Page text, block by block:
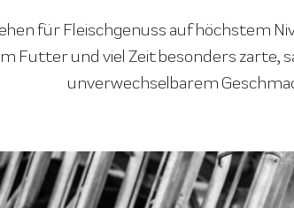
für Fleischgenuss auf höchstem
Futter und viel Zeit besonders zarte,
unverwechselbarem